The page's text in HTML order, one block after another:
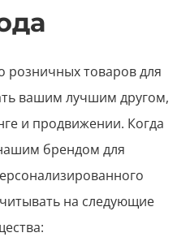
розничных товаров для
вашим лучшим другом,
и продвижении. Когда
брендом для
на следующие